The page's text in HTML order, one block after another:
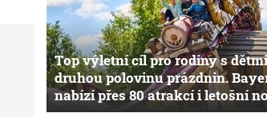
Top výletní cíl pro rodiny s
druhou polovinu prázdnin.
nabízí přes 80 atrakcí i letošní